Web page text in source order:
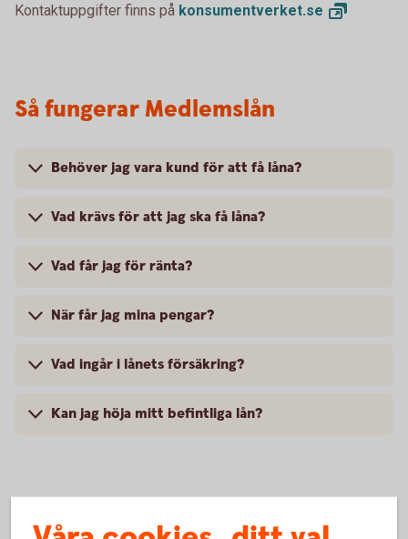
Kontaktuppgifter finns på konsumentverket.se
Så fungerar Medlemslån
Behöver jag vara kund för att få låna?
Vad krävs för att jag ska få låna?
Vad får jag för ränta?
När får jag mina pengar?
Vad ingår i lånets försäkring?
Kan jag höja mitt befintliga lån?